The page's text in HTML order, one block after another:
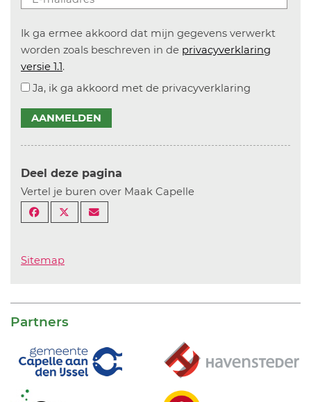
Ik ga ermee akkoord dat mijn gegevens verwerkt
worden zoals beschreven in de privacyverklaring
versie 1.1.
Ja, ik ga akkoord met de privacyverklaring
AANMELDEN
Deel deze pagina
Vertel je buren over Maak Capelle
Sitemap
Partners